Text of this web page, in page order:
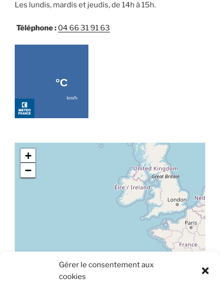
Gérer le consentement aux
cookies
Les lundis, mardis et jeudis, de 14h à 15h.
Téléphone : 04 66 31 91 63
+
−
Leaflet|© OpenStreetMap